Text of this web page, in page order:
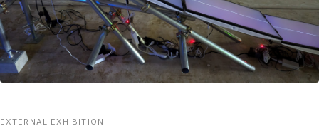
EXTERNAL EXHIBITION